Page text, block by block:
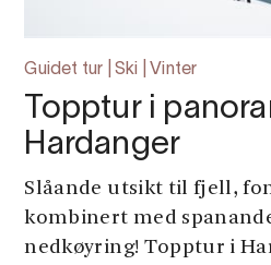
Guidet tur | Ski | Vinter
Topptur i
Hardanger
Slåande utsikt til fjell,
kombinert med
nedkøyring! Topptur i